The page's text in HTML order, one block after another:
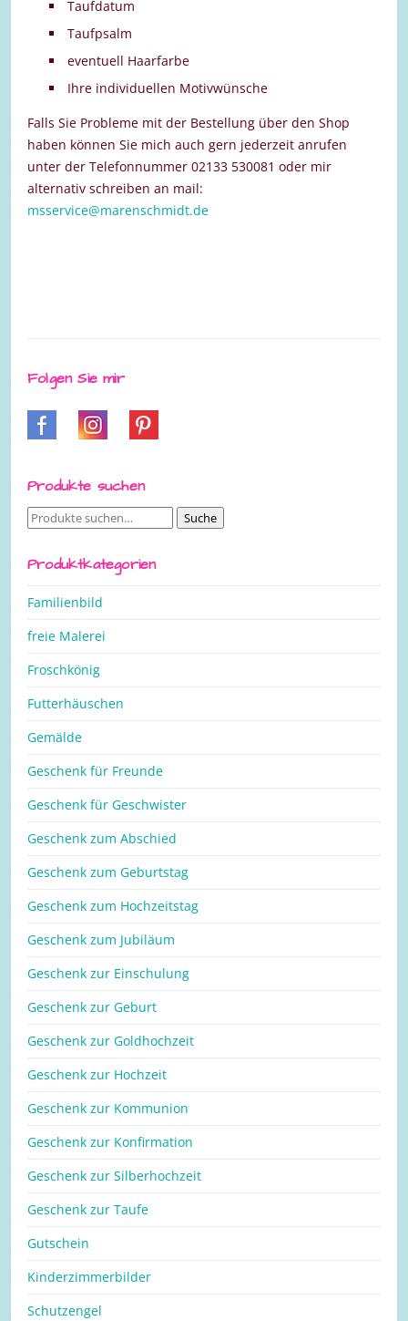
Taufdatum
Taufpsalm
eventuell Haarfarbe
Ihre individuellen Motivwünsche
Falls Sie Probleme mit der Bestellung über den Shop
haben können Sie mich auch gern jederzeit anrufen
unter der Telefonnummer 02133 530081 oder mir
alternativ schreiben an mail:
msservice@marenschmidt.de
Folgen Sie mir
Produkte suchen
Suche
Suche
Produktkategorien
Familienbild
freie Malerei
Froschkönig
Futterhäuschen
Gemälde
Geschenk für Freunde
Geschenk für Geschwister
Geschenk zum Abschied
Geschenk zum Geburtstag
Geschenk zum Hochzeitstag
Geschenk zum Jubiläum
Geschenk zur Einschulung
Geschenk zur Geburt
Geschenk zur Goldhochzeit
Geschenk zur Hochzeit
Geschenk zur Kommunion
Geschenk zur Konfirmation
Geschenk zur Silberhochzeit
Geschenk zur Taufe
Gutschein
Kinderzimmerbilder
Schutzengel